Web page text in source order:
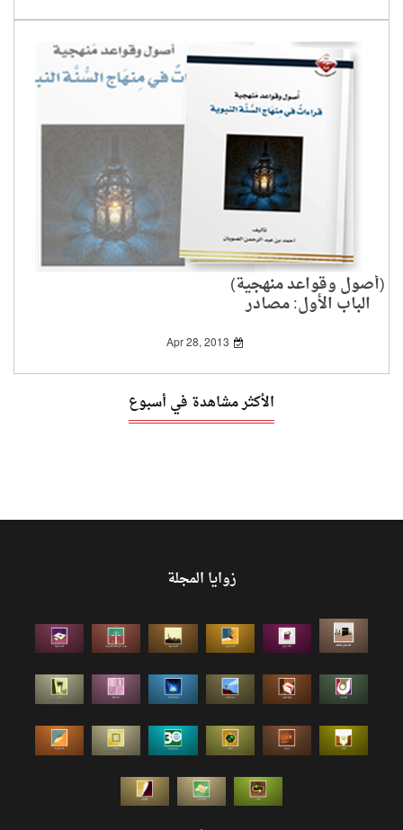
(أصول وقواعد منهجية)
الباب الأول: مصادر
الاستدلال والتلقي بين
Apr 28, 2013
الأكثر مشاهدة في أسبوع
زوايا المجلة